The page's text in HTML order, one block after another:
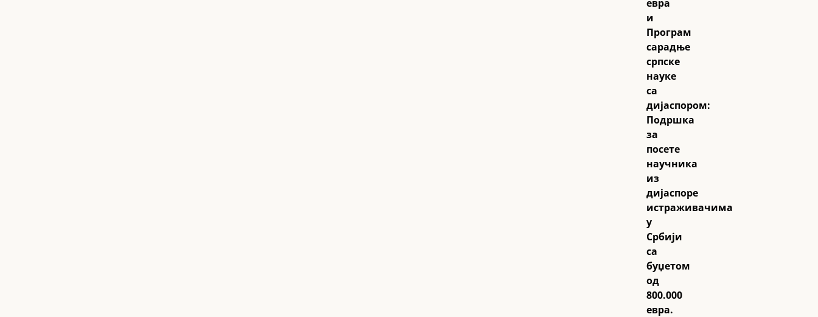
евра
и
Програм
сарадње
српске
науке
са
дијаспором:
Подршка
за
посете
научника
из
дијаспоре
истраживачима
у
Србији
са
буџетом
од
800.000
евра.